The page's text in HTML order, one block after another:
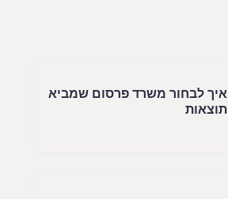
איך לבחור משרד פרסום שמביא
תוצאות